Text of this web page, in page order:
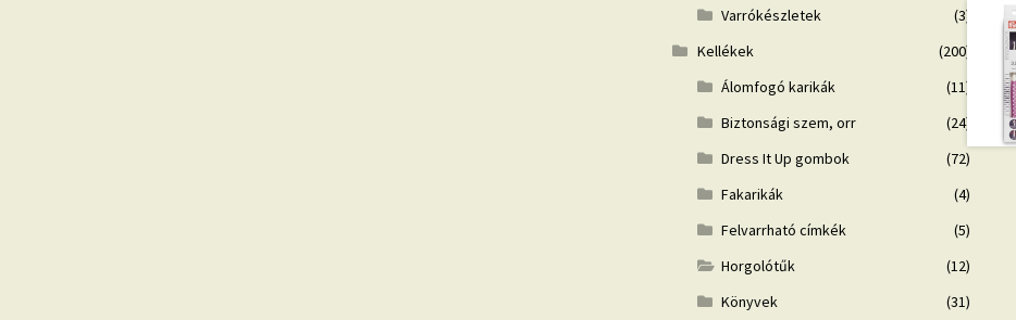
Varrókészletek
(3)
Kellékek
(200)
Álomfogó karikák
(11)
Biztonsági szem, orr
(24)
Dress It Up gombok
(72)
Fakarikák
(4)
Felvarrható címkék
(5)
Horgolótűk
(12)
Könyvek
(31)